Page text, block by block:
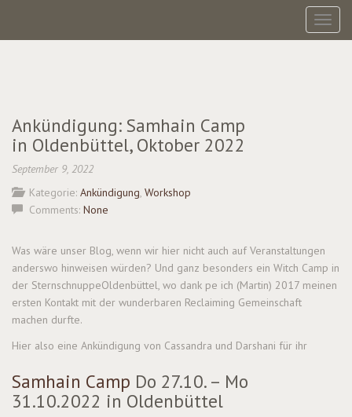
Ankündigung: Samhain Camp
in Oldenbüttel, Oktober 2022
September 9, 2022
Kategorie: Ankündigung, Workshop
Comments: None
Was wäre unser Blog, wenn wir hier nicht auch auf Veranstaltungen
anderswo hinweisen würden? Und ganz besonders ein Witch Camp in
der SternschnuppeOldenbüttel, wo dank pe ich (Martin) 2017 meinen
ersten Kontakt mit der wunderbaren Reclaiming Gemeinschaft
machen durfte.
Hier also eine Ankündigung von Cassandra und Darshani für ihr
Samhain Camp Do 27.10. – Mo
31.10.2022 in Oldenbüttel